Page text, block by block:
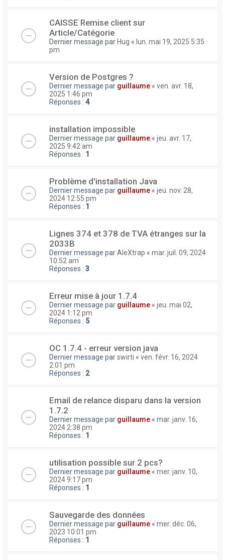
CAISSE Remise client sur
Article/Catégorie
Dernier message par Hug « lun. mai 19, 2025 5:35
pm
Version de Postgres ?
Dernier message par guillaume « ven. avr. 18,
2025 1:46 pm
Réponses : 4
installation impossible
Dernier message par guillaume « jeu. avr. 17,
2025 9:42 am
Réponses : 1
Problème d'installation Java
Dernier message par guillaume « jeu. nov. 28,
2024 12:55 pm
Réponses : 1
Lignes 374 et 378 de TVA étranges sur la
2033B
Dernier message parAleXtrap « mar. juil. 09, 2024
10:52 am
Réponses : 3
Erreur mise à jour 1.7.4
Dernier message par guillaume « jeu. mai 02,
2024 1:12 pm
Réponses : 5
OC 1.7.4 - erreur version java
Dernier message parswirti « ven. févr. 16, 2024
2:01 pm
Réponses : 2
Email de relance disparu dans la version
1.7.2
Dernier message par guillaume « mar. janv. 16,
2024 2:38 pm
Réponses : 1
utilisation possible sur 2 pcs?
Dernier message par guillaume « mer. janv. 10,
2024 9:17 pm
Réponses : 1
Sauvegarde des données
Dernier message par guillaume « mer. déc. 06,
2023 10:01 pm
Réponses : 1